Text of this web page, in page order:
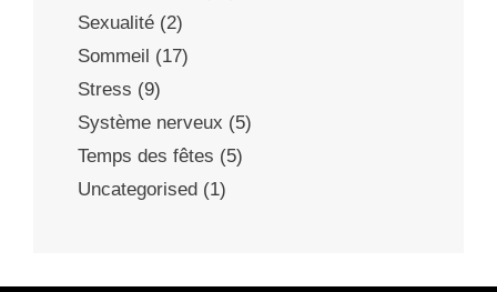
Sexualité (2)
Sommeil (17)
Stress (9)
Système nerveux (5)
Temps des fêtes (5)
Uncategorised (1)